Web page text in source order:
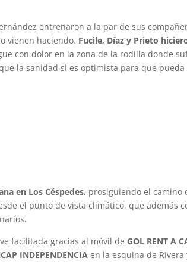
entrenaron a la par de sus
vienen haciendo. Fucile, Díaz y Prieto
con dolor en la zona de la rodilla donde
la sanidad si es optimista para que pueda
en Los Céspedes, prosiguiendo el camino
el punto de vista climático, que además
facilitada gracias al móvil de GOL RENT A
INDEPENDENCIA en la esquina de Rivera